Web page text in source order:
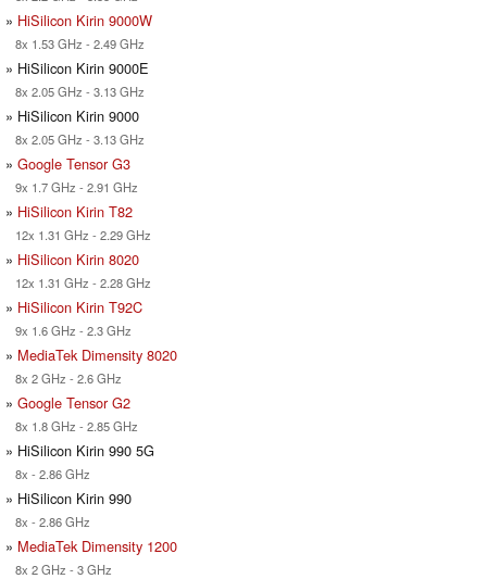
» HiSilicon Kirin 9000W
8x 1.53 GHz - 2.49 GHz
» HiSilicon Kirin 9000E
8x 2.05 GHz - 3.13 GHz
» HiSilicon Kirin 9000
8x 2.05 GHz - 3.13 GHz
» Google Tensor G3
9x 1.7 GHz - 2.91 GHz
» HiSilicon Kirin T82
12x 1.31 GHz - 2.29 GHz
» HiSilicon Kirin 8020
12x 1.31 GHz - 2.28 GHz
» HiSilicon Kirin T92C
9x 1.6 GHz - 2.3 GHz
» MediaTek Dimensity 8020
8x 2 GHz - 2.6 GHz
» Google Tensor G2
8x 1.8 GHz - 2.85 GHz
» HiSilicon Kirin 990 5G
8x - 2.86 GHz
» HiSilicon Kirin 990
8x - 2.86 GHz
» MediaTek Dimensity 1200
8x 2 GHz - 3 GHz